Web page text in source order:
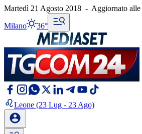
Martedì 21 Agosto 2018 - Aggiornato alle
Milano 36°
Leone (23 Lug - 23 Ago)